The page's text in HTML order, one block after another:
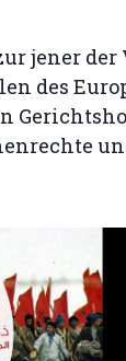
jener der
des